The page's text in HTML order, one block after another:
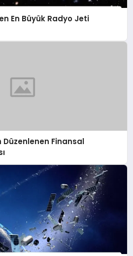
En Büyük Radyo Jeti
Düzenlenen Finansal